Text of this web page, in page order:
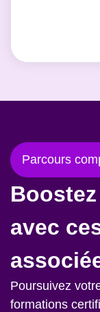
Parcours
avec
Poursuivez
formations